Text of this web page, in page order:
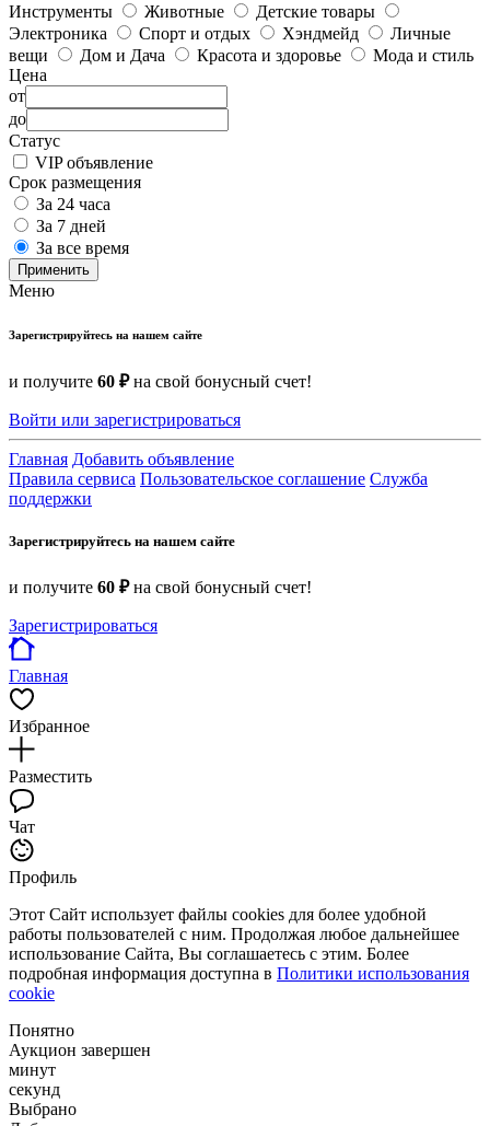
Инструменты
Животные
Детские товары
Электроника
Спорт и отдых Хэндмейд
Личные
вещи
Дом и Дача Красота и здоровье
Мода и стиль
Цена
от
до
Статус
VIP объявление
Срок размещения
За 24 часа
За 7 дней
За все время
Применить
Меню
Зарегистрируйтесь на нашем сайте
и получите 60 ₽на свой бонусный счет!
Войти или зарегистрироваться
Главная Добавить объявление
Правила сервиса Пользовательское соглашение Служба
поддержки
Зарегистрируйтесь на нашем сайте
и получите 60 ₽на свой бонусный счет!
Зарегистрироваться
Главная
Избранное
Разместить
Чат
Профиль
Этот Сайт использует файлы cookies для более удобной
работы пользователей с ним. Продолжая любое дальнейшее
использование Сайта, Вы соглашаетесь с этим. Более
подробная информация доступна в Политики использования
cookie
Понятно
Аукцион завершен
минут
секунд
Выбрано